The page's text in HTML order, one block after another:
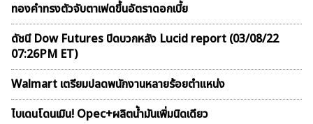
ทองคำทรงตัวจับตาเฟดขึ้นอัตราดอกเบี้ย
ดัชนี Dow Futures ปิดบวกหลัง Lucid report (03/08/22
07:26PM ET)
Walmart เตรียมปลดพนักงานหลายร้อยตำแหน่ง
ไบเดนโดนเมิน! Opec+ผลิตน้ำมันเพิ่มนิดเดียว